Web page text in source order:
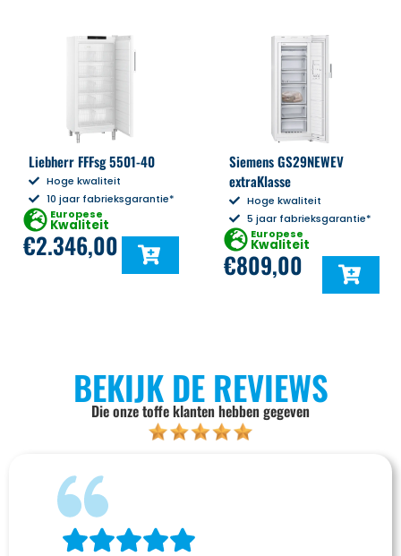
Liebherr FFFsg 5501-40
Hoge kwaliteit
10 jaar fabrieksgarantie*
Europese
Kwaliteit
€2.346,00
Siemens GS29NEWEV
extraKlasse
Hoge kwaliteit
5 jaar fabrieksgarantie*
Europese
Kwaliteit
€809,00
BEKIJK DE REVIEWS
Die onze toffe klanten hebben gegeven